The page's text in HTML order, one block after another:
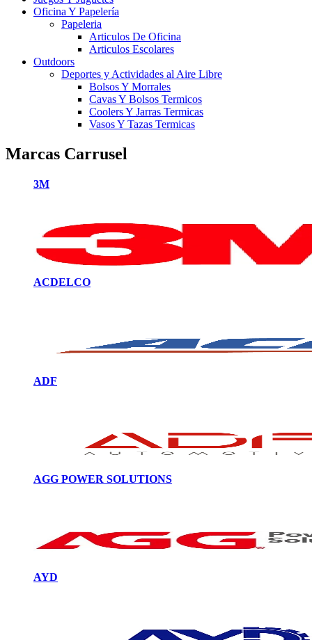
Oficina Y Papelería
Papeleria
Articulos De Oficina
Articulos Escolares
Outdoors
Deportes y Actividades al Aire Libre
Bolsos Y Morrales
Cavas Y Bolsos Termicos
Coolers Y Jarras Termicas
Vasos Y Tazas Termicas
Marcas Carrusel
3M
ACDELCO
ADF
AGG POWER SOLUTIONS
AYD